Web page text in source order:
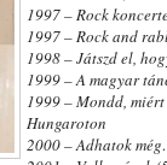
1997 – Rock
1997 – Rock and
1998 – Játszd el,
1999 – A magyar
1999 – Mondd, miért
Hungaroton
2000 – Adhatok